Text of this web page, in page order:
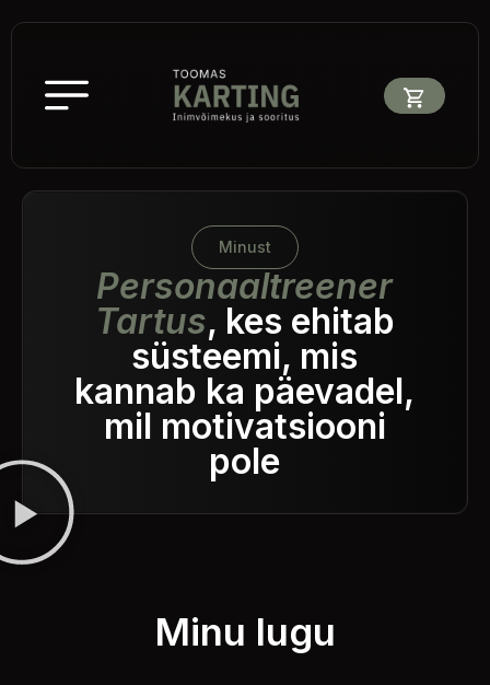
Minust
Personaaltreener
Tartus, kes ehitab
süsteemi, mis
kannab ka päevadel,
mil motivatsiooni
pole
Minu lugu